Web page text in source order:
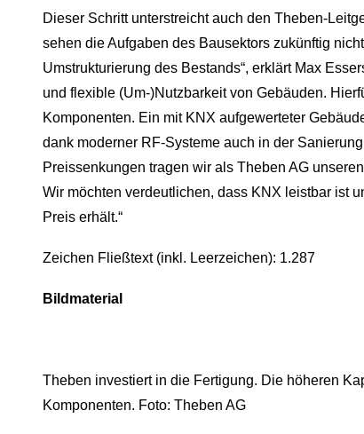
Dieser Schritt unterstreicht auch den Theben-
sehen die Aufgaben des Bausektors zukünftig
Umstrukturierung des Bestands“, erklärt Max
und flexible (Um-)Nutzbarkeit von Gebäuden.
Komponenten. Ein mit KNX aufgewerteter
dank moderner RF-Systeme auch in der
Preissenkungen tragen wir als Theben AG
Wir möchten verdeutlichen, dass KNX leistbar ist
Preis erhält.“
Zeichen Fließtext (inkl. Leerzeichen): 1.287
Bildmaterial
Theben investiert in die Fertigung. Die höheren
Komponenten. Foto: Theben AG